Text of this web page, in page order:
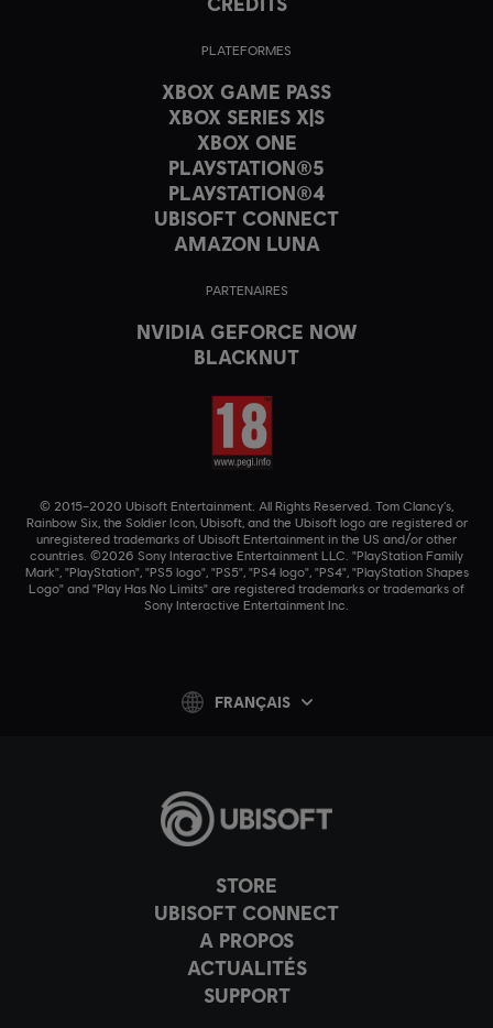
STORE
UBISOFT CONNECT
A PROPOS
ACTUALITÉS
SUPPORT
PLATEFORMES
XBOX GAME PASS
XBOX SERIES X|S
XBOX ONE
PLAYSTATION®5
PLAYSTATION®4
UBISOFT CONNECT
AMAZON LUNA
PARTENAIRES
NVIDIA GEFORCE NOW
BLACKNUT
© 2015–2020 Ubisoft Entertainment. All Rights Reserved. Tom Clancy’s,
Rainbow Six, the Soldier Icon, Ubisoft, and the Ubisoft logo are registered or
unregistered trademarks of Ubisoft Entertainment in the US and/or other
countries. ©2026 Sony Interactive Entertainment LLC. "PlayStation Family
Mark", "PlayStation", "PS5 logo", "PS5", "PS4 logo", "PS4", "PlayStation Shapes
Logo" and "Play Has No Limits" are registered trademarks or trademarks of
Sony Interactive Entertainment Inc.
FRANÇAIS